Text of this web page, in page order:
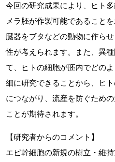
今回の研究成果により、ヒト
メラ胚が作製可能であること
臓器をブタなどの動物に作ら
性が考えられます。また、異
て、ヒトの細胞が胚内でどの
細に研究できることから、ヒ
につながり、流産を防ぐため
ことが期待されます。
【研究者からのコメント】
エピ幹細胞の新規の樹立・維